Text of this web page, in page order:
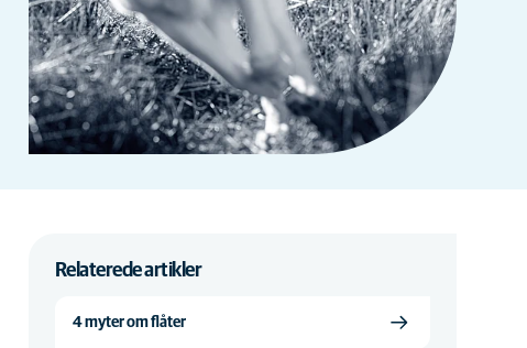
Relaterede artikler
4 myter om flåter